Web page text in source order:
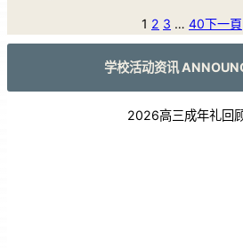
1 2 3 … 40下一頁
学校活动资讯
2026高三成年礼回